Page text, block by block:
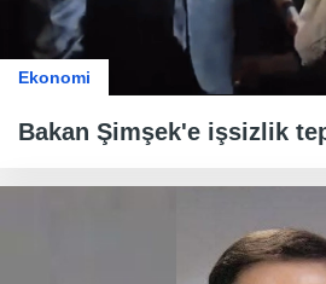
Ekonomi
Bakan Şimşek'e işsizlik